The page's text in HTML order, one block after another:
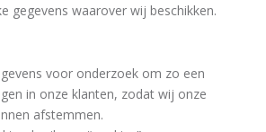
gegevens waarover wij beschikken.
voor onderzoek om zo een
in onze klanten, zodat wij onze
afstemmen.